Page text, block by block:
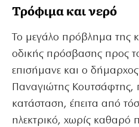
Τρόφιμα και νερό
Το μεγάλο πρόβλημα της
οδικής πρόσβασης προς
επισήμανε και ο
Παναγιώτης Κουτσάφτης,
κατάσταση, έπειτα από
ηλεκτρικό, χωρίς καθαρό